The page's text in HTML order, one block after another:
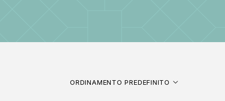
ORDINAMENTO PREDEFINITO